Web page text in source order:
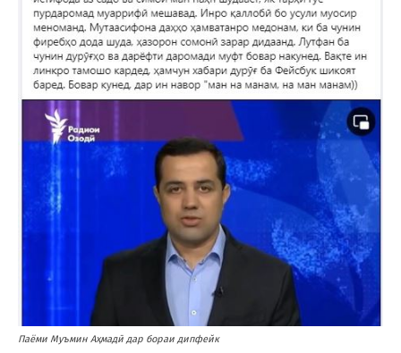
Паёми Муъмин Аҳмадӣ дар бораи дипфейк